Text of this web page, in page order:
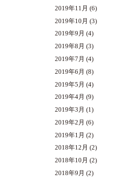
2019年11月 (6)
2019年10月 (3)
2019年9月 (4)
2019年8月 (3)
2019年7月 (4)
2019年6月 (8)
2019年5月 (4)
2019年4月 (9)
2019年3月 (1)
2019年2月 (6)
2019年1月 (2)
2018年12月 (2)
2018年10月 (2)
2018年9月 (2)